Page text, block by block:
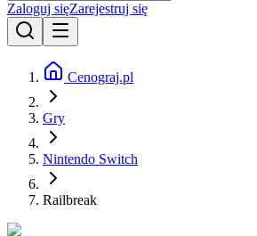
Zaloguj sięZarejestruj się
Cenograj.pl
Gry
Nintendo Switch
Railbreak